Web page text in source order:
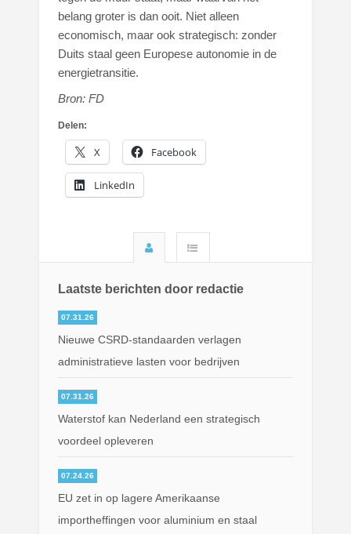
belang groter is dan ooit. Niet alleen
economisch, maar ook strategisch: zonder
Duits staal geen Europese autonomie in de
energietransitie.
Bron: FD
Delen:
X Facebook
LinkedIn
Laatste berichten door redactie
07.31.26
Nieuwe CSRD-standaarden verlagen
administratieve lasten voor bedrijven
07.31.26
Waterstof kan Nederland een strategisch
voordeel opleveren
07.24.26
EU zet in op lagere Amerikaanse
importheffingen voor aluminium en staal